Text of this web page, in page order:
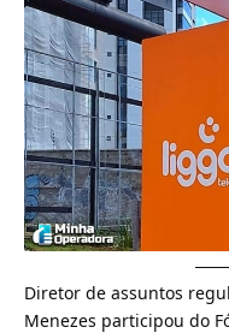
Diretor de assuntos
Menezes participou do